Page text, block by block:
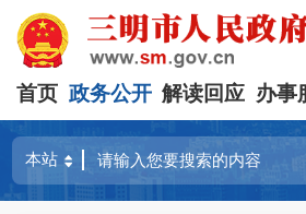
首页 政务公开 解读回应 办事